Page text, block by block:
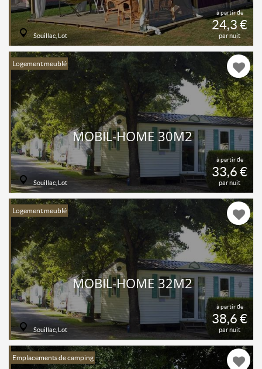
à partir de
24,3 €
par nuit
Souillac, Lot
Logement meublé
à partir de
33,6 €
par nuit
MOBIL-HOME 30M2
Souillac, Lot
Logement meublé
à partir de
38,6 €
par nuit
MOBIL-HOME 32M2
Souillac, Lot
Emplacements de camping